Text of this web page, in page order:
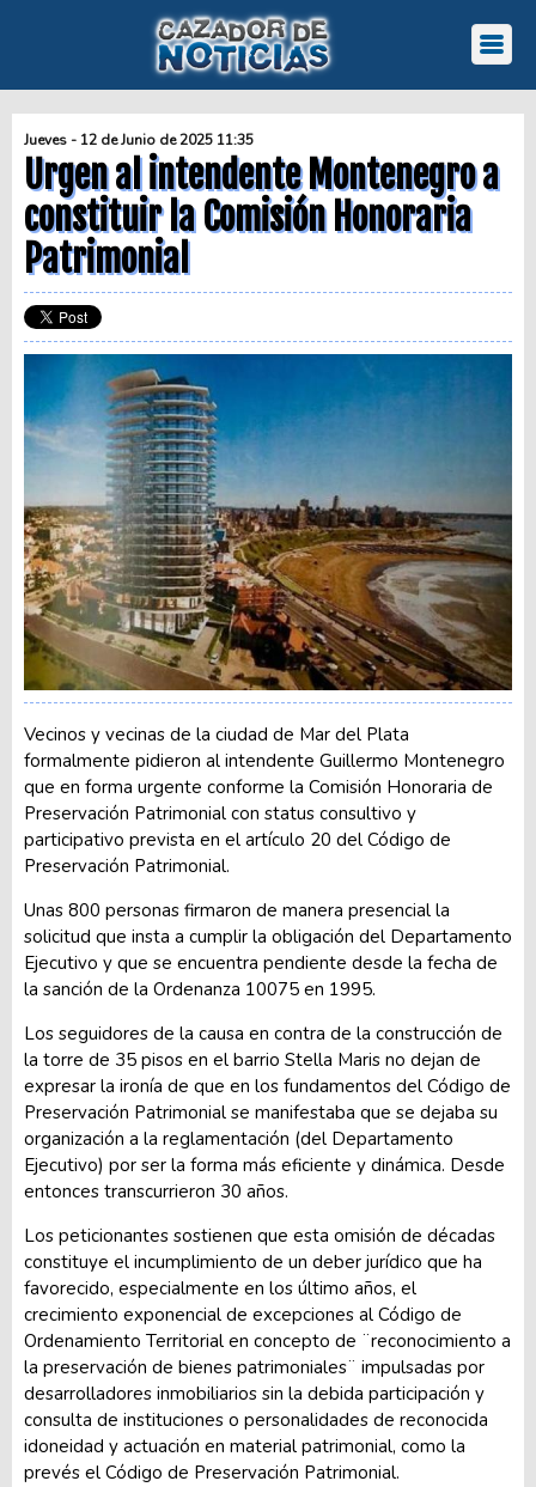
Jueves - 12 de Junio de 2025 11:35
Urgen al intendente Montenegro a
constituir la Comisión Honoraria
Patrimonial
Vecinos y vecinas de la ciudad de Mar del Plata
formalmente pidieron al intendente Guillermo Montenegro
que en forma urgente conforme la Comisión Honoraria de
Preservación Patrimonial con status consultivo y
participativo prevista en el artículo 20 del Código de
Preservación Patrimonial.
Unas 800 personas firmaron de manera presencial la
solicitud que insta a cumplir la obligación del Departamento
Ejecutivo y que se encuentra pendiente desde la fecha de
la sanción de la Ordenanza 10075 en 1995.
Los seguidores de la causa en contra de la construcción de
la torre de 35 pisos en el barrio Stella Maris no dejan de
expresar la ironía de que en los fundamentos del Código de
Preservación Patrimonial se manifestaba que se dejaba su
organización a la reglamentación (del Departamento
Ejecutivo) por ser la forma más eficiente y dinámica. Desde
entonces transcurrieron 30 años.
Los peticionantes sostienen que esta omisión de décadas
constituye el incumplimiento de un deber jurídico que ha
favorecido, especialmente en los último años, el
crecimiento exponencial de excepciones al Código de
Ordenamiento Territorial en concepto de ¨reconocimiento a
la preservación de bienes patrimoniales¨ impulsadas por
desarrolladores inmobiliarios sin la debida participación y
consulta de instituciones o personalidades de reconocida
idoneidad y actuación en material patrimonial, como la
prevés el Código de Preservación Patrimonial.